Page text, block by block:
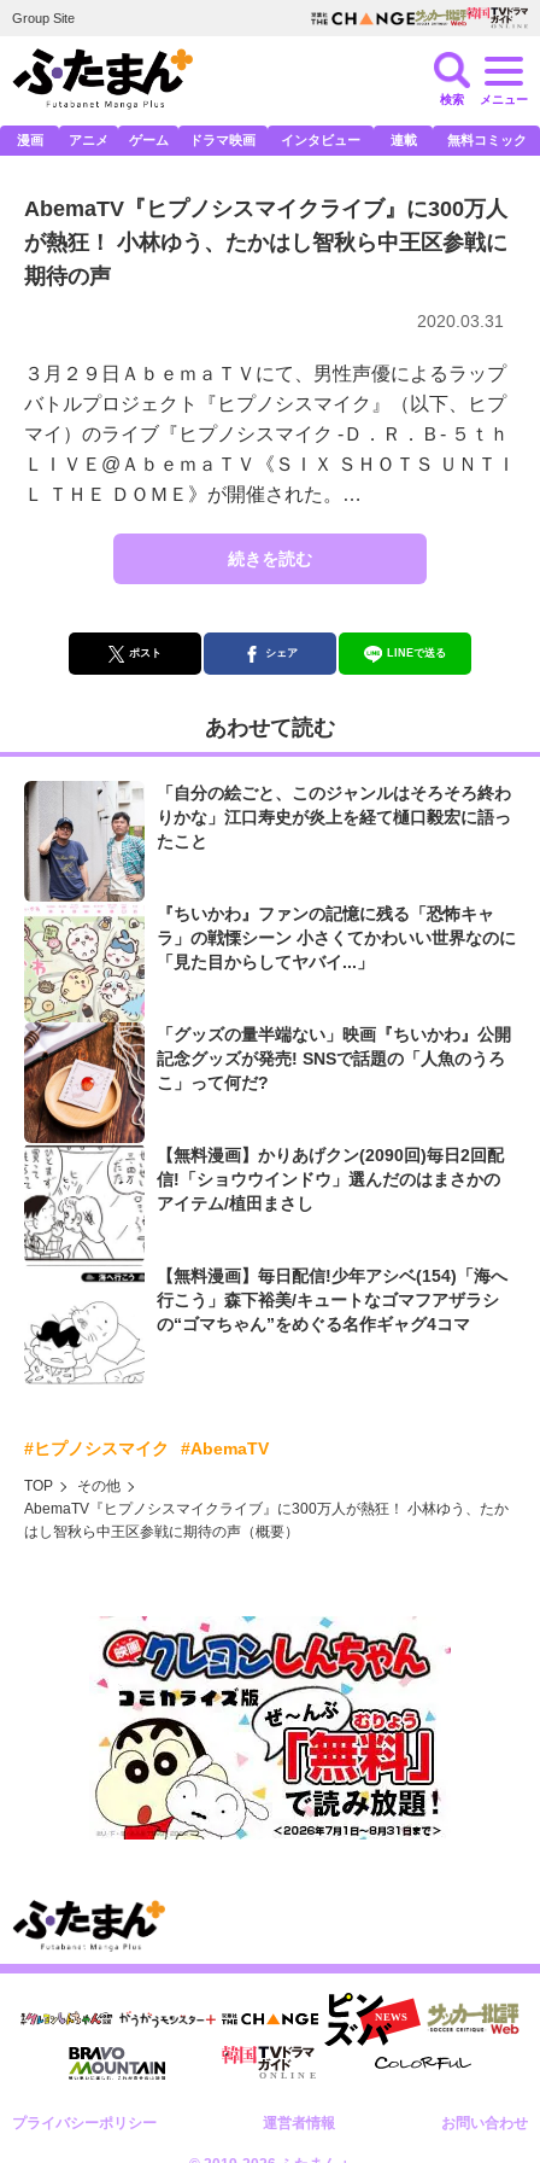
Group Site
検索 メニュー
漫画 アニメ ゲーム ドラマ映画 インタビュー 連載 無料コミック
AbemaTV『ヒプノシスマイクライブ』に300万人
が熱狂！ 小林ゆう、たかはし智秋ら中王区参戦に
期待の声
2020.03.31
３月２９日ＡｂｅｍａＴＶにて、男性声優によるラップ
バトルプロジェクト『ヒプノシスマイク』（以下、ヒプ
マイ）のライブ『ヒプノシスマイク -Ｄ．Ｒ．Ｂ- ５ｔｈ
ＬＩＶＥ@ＡｂｅｍａＴＶ《ＳＩＸ ＳＨＯＴＳ ＵＮＴＩ
Ｌ ＴＨＥ ＤＯＭＥ》が開催された。…
続きを読む
ポスト シェア LINEで送る
あわせて読む
「自分の絵ごと、このジャンルはそろそろ終わ
りかな」江口寿史が炎上を経て樋口毅宏に語っ
たこと
『ちいかわ』ファンの記憶に残る「恐怖キャ
ラ」の戦慄シーン 小さくてかわいい世界なのに
「見た目からしてヤバイ...」
「グッズの量半端ない」映画『ちいかわ』公開
記念グッズが発売! SNSで話題の「人魚のうろ
こ」って何だ?
【無料漫画】かりあげクン(2090回)毎日2回配
信!「ショウウインドウ」選んだのはまさかの
アイテム/植田まさし
【無料漫画】毎日配信!少年アシベ(154)「海へ
行こう」森下裕美/キュートなゴマフアザラシ
の“ゴマちゃん”をめぐる名作ギャグ4コマ
#ヒプノシスマイク #AbemaTV
TOP
その他
AbemaTV『ヒプノシスマイクライブ』に300万人が熱狂！ 小林ゆう、たか
はし智秋ら中王区参戦に期待の声（概要）
プライバシーポリシー 運営者情報 お問い合わせ